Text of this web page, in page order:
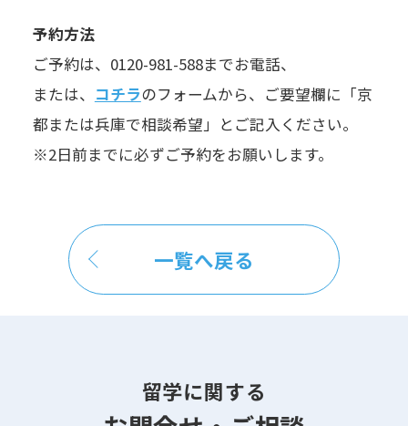
予約方法
ご予約は、0120-981-588までお電話、
または、 コチラのフォームから、ご要望欄に「京
都または兵庫で相談希望」とご記入ください。
※2日前までに必ずご予約をお願いします。
一覧へ戻る
留学に関する